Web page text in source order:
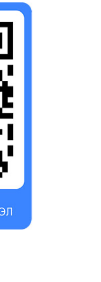
хотын 30 гаруй
өрхөд 50 жилийн
14